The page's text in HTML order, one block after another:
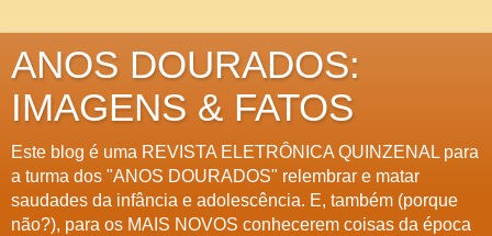
ANOS DOURADOS:
IMAGENS & FATOS
Este blog é uma REVISTA ELETRÔNICA QUINZENAL para
a turma dos "ANOS DOURADOS" relembrar e matar
saudades da infância e adolescência. E, também (porque
não?), para os MAIS NOVOS conhecerem coisas da época